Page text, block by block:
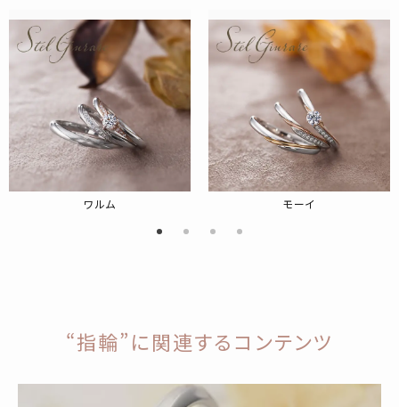
ワルム モーイ
“指輪”に関連するコンテンツ